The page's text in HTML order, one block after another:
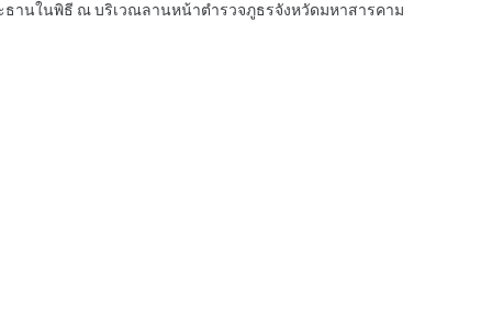
ธานในพิธี ณ บริเวณลานหน้าตำรวจภูธรจังหวัดมหาสารคาม